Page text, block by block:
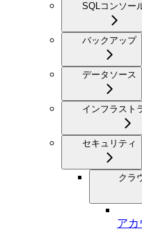
SQLコンソー
バックアップ
データソース
インフラスト
セキュリティ
クラ
アカ